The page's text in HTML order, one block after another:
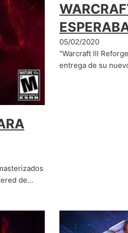
de…
05/02/2020
"Warcraft lll
entrega de su